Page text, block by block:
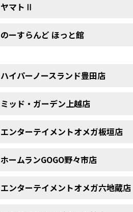
ヤマトⅡ
のーすらんど ほっと館
ハイパーノースランド豊田店
ミッド・ガーデン上越店
エンターテイメントオメガ板垣店
ホームランGOGO野々市店
エンターテイメントオメガ六地蔵店